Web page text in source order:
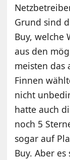
Grund sind
Buy, welche
aus den
meisten das
Finnen
nicht
hatte auch
noch 5
sogar auf
Buy. Aber